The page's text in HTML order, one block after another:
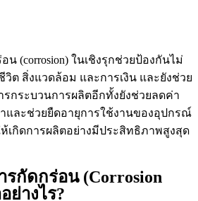
น (corrosion) ในเชิงรุกช่วยป้องกันไม่
ต สิ่งแวดล้อม และการเงิน และยังช่วย
กระบวนการผลิตอีกทั้งยังช่วยลดค่า
และช่วยยืดอายุการใช้งานของอุปกรณ์
เกิดการผลิตอย่างมีประสิทธิภาพสูงสุด
รกัดกร่อน (Corrosion
ย่างไร?